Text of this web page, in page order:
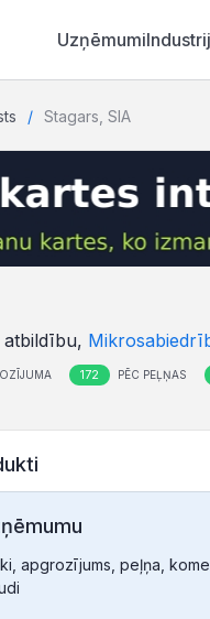
Uzņēmumi
Stagars, SIA
172 PĒC PEĻŅAS
apgrozījums, peļņa,